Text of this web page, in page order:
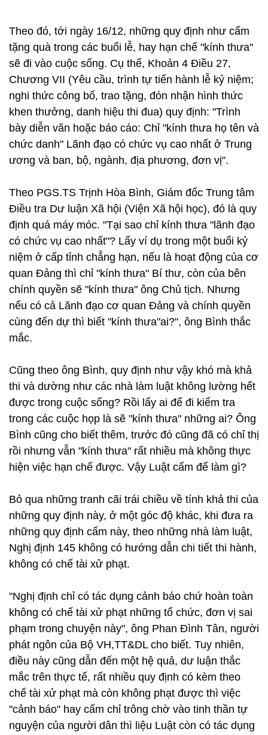
Theo đó, tới ngày 16/12, những quy định như cấm
tặng quà trong các buổi lễ, hay hạn chế "kính thưa"
sẽ đi vào cuộc sống. Cụ thể, Khoản 4 Điều 27,
Chương VII (Yêu cầu, trình tự tiến hành lễ kỷ niệm;
nghi thức công bố, trao tặng, đón nhận hình thức
khen thưởng, danh hiệu thi đua) quy định: "Trình
bày diễn văn hoặc báo cáo: Chỉ "kính thưa họ tên và
chức danh" Lãnh đạo có chức vụ cao nhất ở Trung
ương và ban, bộ, ngành, địa phương, đơn vị".
Theo PGS.TS Trịnh Hòa Bình, Giám đốc Trung tâm
Điều tra Dư luận Xã hội (Viện Xã hội học), đó là quy
định quá máy móc. "Tại sao chỉ kính thưa "lãnh đạo
có chức vụ cao nhất"? Lấy ví dụ trong một buổi kỷ
niệm ở cấp tỉnh chẳng hạn, nếu là hoạt động của cơ
quan Đảng thì chỉ "kính thưa" Bí thư, còn của bên
chính quyền sẽ "kính thưa" ông Chủ tịch. Nhưng
nếu có cả Lãnh đạo cơ quan Đảng và chính quyền
cùng đến dự thì biết "kính thưa"ai?", ông Bình thắc
mắc.
Cũng theo ông Bình, quy định như vậy khó mà khả
thi và dường như các nhà làm luật không lường hết
được trong cuộc sống? Rồi lấy ai để đi kiểm tra
trong các cuộc họp là sẽ "kính thưa" những ai? Ông
Bình cũng cho biết thêm, trước đó cũng đã có chỉ thị
rồi nhưng vẫn "kính thưa" rất nhiều mà không thực
hiện việc hạn chế được. Vậy Luật cấm để làm gì?
Bỏ qua những tranh cãi trái chiều về tính khả thi của
những quy định này, ở một góc độ khác, khi đưa ra
những quy định cấm này, theo những nhà làm luật,
Nghị định 145 không có hướng dẫn chi tiết thi hành,
không có chế tài xử phạt.
"Nghị định chỉ có tác dụng cảnh báo chứ hoàn toàn
không có chế tài xử phạt những tổ chức, đơn vị sai
phạm trong chuyện này", ông Phan Đình Tân, người
phát ngôn của Bộ VH,TT&DL cho biết. Tuy nhiên,
điều này cũng dẫn đến một hệ quả, dư luận thắc
mắc trên thực tế, rất nhiều quy định có kèm theo
chế tài xử phạt mà còn không phạt được thì việc
"cảnh báo" hay cấm chỉ trông chờ vào tinh thần tự
nguyện của người dân thì liệu Luật còn có tác dụng